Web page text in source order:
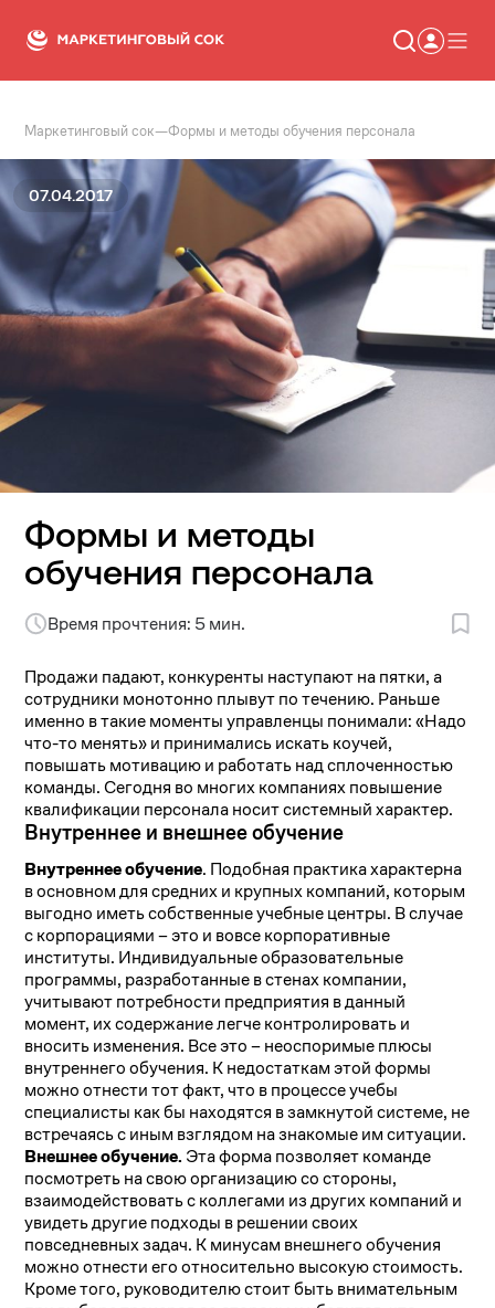
Статьи
Новости
Сервисы
Словарь
Консалтинг
Маркетинговый сок—Формы и методы обучения персонала
07.04.2017
Формы и методы
обучения персонала
Время прочтения: 5 мин.
Продажи падают, конкуренты наступают на пятки, а
сотрудники монотонно плывут по течению. Раньше
именно в такие моменты управленцы понимали: «Надо
что-то менять» и принимались искать коучей,
повышать мотивацию и работать над сплоченностью
команды. Сегодня во многих компаниях повышение
квалификации персонала носит системный характер.
Внутреннее и внешнее обучение
Внутреннее обучение. Подобная практика характерна
в основном для средних и крупных компаний, которым
выгодно иметь собственные учебные центры. В случае
с корпорациями – это и вовсе корпоративные
институты. Индивидуальные образовательные
программы, разработанные в стенах компании,
учитывают потребности предприятия в данный
момент, их содержание легче контролировать и
вносить изменения. Все это – неоспоримые плюсы
внутреннего обучения. К недостаткам этой формы
можно отнести тот факт, что в процессе учебы
специалисты как бы находятся в замкнутой системе, не
встречаясь с иным взглядом на знакомые им ситуации.
Внешнее обучение. Эта форма позволяет команде
посмотреть на свою организацию со стороны,
взаимодействовать с коллегами из других компаний и
увидеть другие подходы в решении своих
повседневных задач. К минусам внешнего обучения
можно отнести его относительно высокую стоимость.
Кроме того, руководителю стоит быть внимательным